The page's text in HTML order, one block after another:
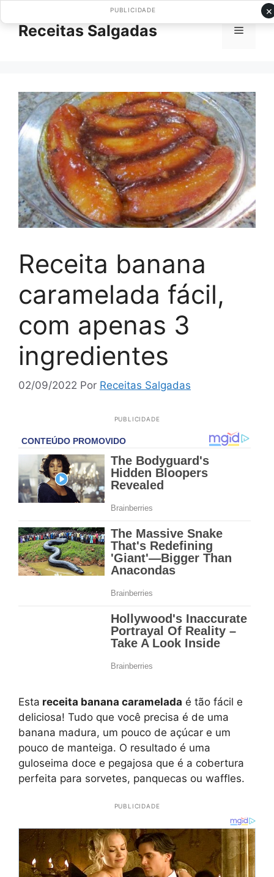
paraReceitas Salgadas Menu
Receita banana
caramelada fácil,
com apenas 3
ingredientes
02/09/2022 Por Receitas Salgadas
PUBLICIDADE
Esta receita banana caramelada é tão fácil e
deliciosa! Tudo que você precisa é de uma
banana madura, um pouco de açúcar e um
pouco de manteiga. O resultado é uma
guloseima doce e pegajosa que é a cobertura
perfeita para sorvetes, panquecas ou waffles.
PUBLICIDADE
×
PUBLICIDADE